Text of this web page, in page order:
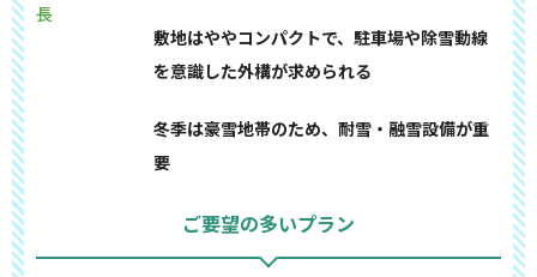
長
敷地はややコンパクトで、駐車場や除雪動線
を意識した外構が求められる
冬季は豪雪地帯のため、耐雪・融雪設備が重
要
ご要望の多いプラン